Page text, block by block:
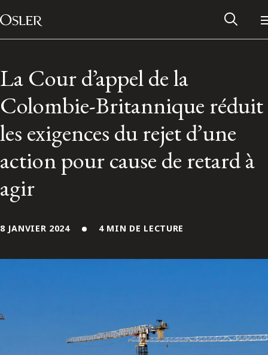
Passer au contenu
Main Navigation
Réseau des anciens d’Osler
S’abonner
La Cour d’appel de la
Colombie-Britannique réduit
les exigences du rejet d’une
action pour cause de retard à
agir
8 JANVIER 2024 4 MIN DE LECTURE